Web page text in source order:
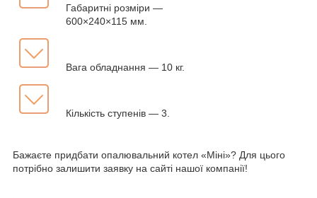
Габаритні розміри —
600×240×115 мм.
Вага обладнання — 10 кг.
Кількість ступенів — 3.
Бажаєте придбати опалювальний котел «Міні»? Для цього
потрібно залишити заявку на сайті нашої компанії!